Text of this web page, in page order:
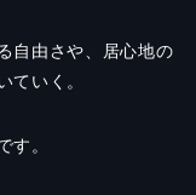
自由さや、居心地の
ていく。
す。